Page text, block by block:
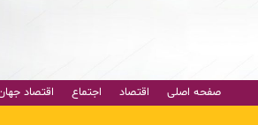
صفحه اصلی اقتصاد اجتماع اقتصاد